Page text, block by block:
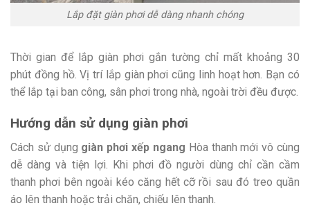
Lắp đặt giàn phơi dễ dàng nhanh chóng
Thời gian để lắp giàn phơi gắn tường chỉ mất khoảng 30
phút đồng hồ. Vị trí lắp giàn phơi cũng linh hoạt hơn. Bạn có
thể lắp tại ban công, sân phơi trong nhà, ngoài trời đều được.
Hướng dẫn sử dụng giàn phơi
Cách sử dụng giàn phơi xếp ngang Hòa thanh mới vô cùng
dễ dàng và tiện lợi. Khi phơi đồ người dùng chỉ cần cầm
thanh phơi bên ngoài kéo căng hết cỡ rồi sau đó treo quần
áo lên thanh hoặc trải chăn, chiếu lên thanh.